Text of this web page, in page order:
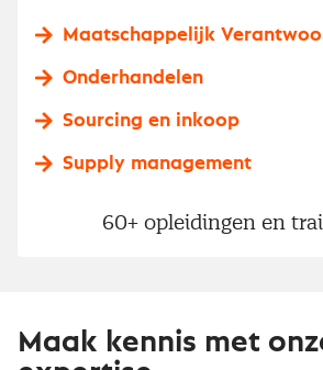
Maatschappelijk
Onderhandelen
Sourcing en inkoop
Supply management
60+ opleidingen en
Maak kennis met